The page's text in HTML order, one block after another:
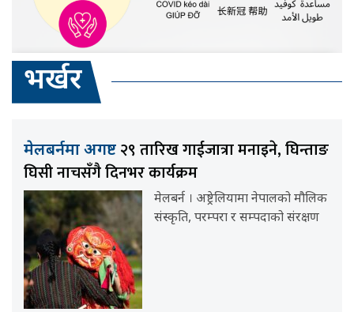
भर्खर
मेलबर्नमा अगष्ट २९ तारिख गाईजात्रा मनाइने, घिन्ताङ
घिसी नाचसँगै दिनभर कार्यक्रम
मेलबर्न । अष्ट्रेलियामा नेपालको मौलिक
संस्कृति, परम्परा र सम्पदाको संरक्षण